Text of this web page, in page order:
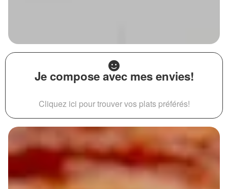
Je compose avec mes envies!
Cliquez ici pour trouver vos plats préférés!